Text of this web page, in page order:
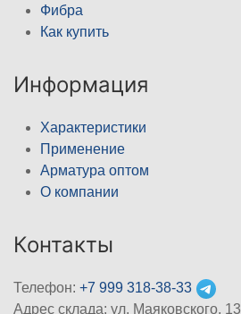
Фибра
Как купить
Информация
Характеристики
Применение
Арматура оптом
О компании
Контакты
Телефон: +7 999 318-38-33
Адрес склада: ул. Маяковского, 13